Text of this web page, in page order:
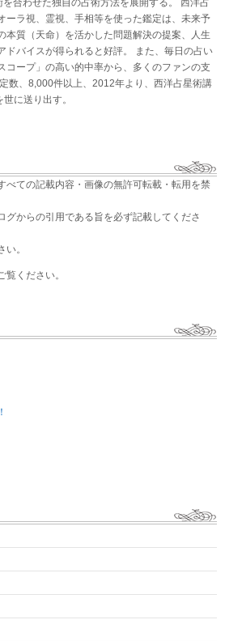
を合わせた独自の占術方法を展開する。 西洋占
ーラ視、霊視、手相等を使った鑑定は、未来予
本質（天命）を活かした問題解決の提案、人生
ドバイスが得られると好評。 また、毎日の占い
コープ」の高い的中率から、多くのファンの支
数、8,000件以上、2012年より、西洋占星術講
に送り出す。
べての記載内容・画像の無許可転載・転用を禁
グからの引用である旨を必ず記載してくださ
。
覧ください。